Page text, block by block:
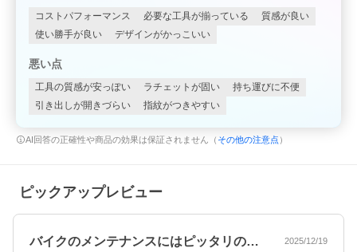
コストパフォーマンス 必要な工具が揃っている
質感が良い
使い勝手が良い
デザインがかっこいい
悪い点
工具の質感が安っぽい ラチェットが固い
持ち運びに不便
引き出しが開きづらい
指紋がつきやすい
AI回答の正確性や商品の効果は保証されません（ その他の注意点 ）
ピックアップレビュー
バイクのメンテナンスにはピッタリの内容… 2025/12/19